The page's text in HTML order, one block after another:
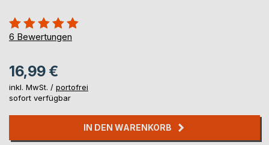
Bewertung::
100%
6 Bewertungen
16,99 €
inkl. MwSt. / portofrei
sofort verfügbar
IN DEN WARENKORB